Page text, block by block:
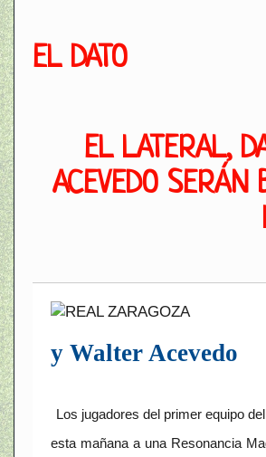
EL DATO
EL LATERAL,
ACEVEDO
y Walter Acevedo
Los jugadores del primer equipo
esta mañana a una Resonancia